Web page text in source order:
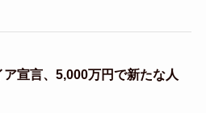
宣言、5,000万円で新たな人